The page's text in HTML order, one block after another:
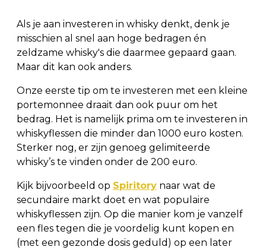
Als je aan investeren in whisky denkt, denk je
misschien al snel aan hoge bedragen én
zeldzame whisky's die daarmee gepaard gaan.
Maar dit kan ook anders.
Onze eerste tip om te investeren met een kleine
portemonnee draait dan ook puur om het
bedrag. Het is namelijk prima om te investeren in
whiskyflessen die minder dan 1000 euro kosten.
Sterker nog, er zijn genoeg gelimiteerde
whisky’s te vinden onder de 200 euro.
Kijk bijvoorbeeld op Spiritory naar wat de
secundaire markt doet en wat populaire
whiskyflessen zijn. Op die manier kom je vanzelf
een fles tegen die je voordelig kunt kopen en
(met een gezonde dosis geduld) op een later